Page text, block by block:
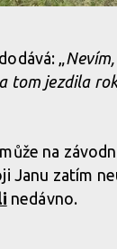
„
tom jezdila
na
Janu zatím
nedávno.